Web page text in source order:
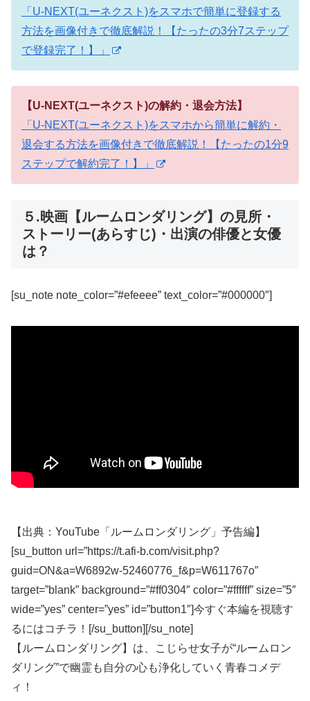
「U-NEXT(ユーネクスト)をスマホで簡単に登録する
方法を画像付きで徹底解説！【たったの3分7ステップ
で登録完了！】」
【U-NEXT(ユーネクスト)の解約・退会方法】
「U-NEXT(ユーネクスト)をスマホから簡単に解約・
退会する方法を画像付きで徹底解説！【たったの1分9
ステップで解約完了！】」
５.映画【ルームロンダリング】の見所・
ストーリー(あらすじ)・出演の俳優と女優
は？
[su_note note_color=”#efeeee” text_color=”#000000″]
【出典：YouTube「ルームロンダリング」予告編】
[su_button url=”https://t.afi-b.com/visit.php?
guid=ON&a=W6892w-52460776_f&p=W611767o”
target=”blank” background=”#ff0304″ color=”#ffffff” size=”5″
wide=”yes” center=”yes” id=”button1″]今すぐ本編を視聴す
るにはコチラ！[/su_button][/su_note]
【ルームロンダリング】は、こじらせ女子が“ルームロン
ダリング”で幽霊も自分の心も浄化していく青春コメデ
ィ！